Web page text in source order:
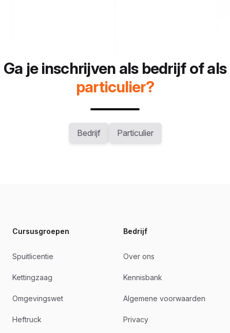
Ga je inschrijven als bedrijf of als
particulier?
Bedrijf Particulier
Cursusgroepen
Spuitlicentie
Kettingzaag
Omgevingswet
Heftruck
Bedrijf
Over ons
Kennisbank
Algemene voorwaarden
Privacy